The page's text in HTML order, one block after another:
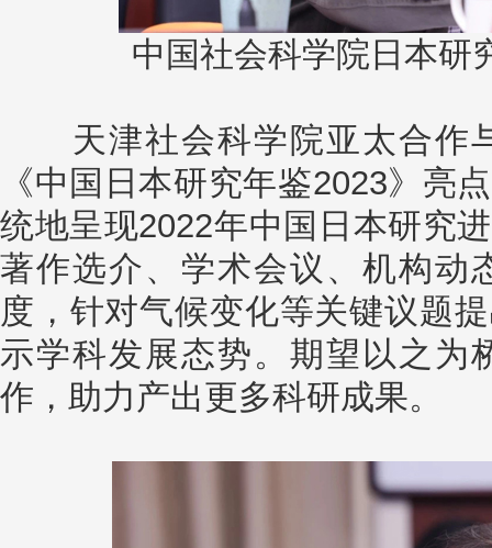
中国社会科学院日本研
天津社会科学院亚太合作
《中国日本研究年鉴2023》亮
统地呈现2022年中国日本研究
著作选介、学术会议、机构动
度，针对气候变化等关键议题
示学科发展态势。期望以之为
作，助力产出更多科研成果。